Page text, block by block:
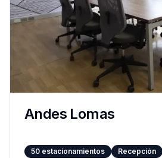
Andes Lomas
50 estacionamientos Recepción